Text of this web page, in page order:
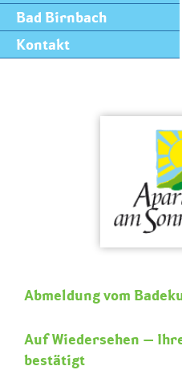
Bad Birnbach
Kontakt
Abmeldung vom
Auf Wiedersehen –
bestätigt